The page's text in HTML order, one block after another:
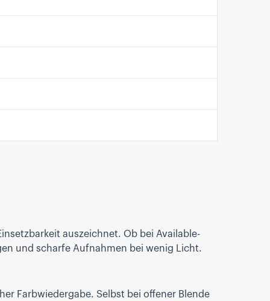
auszeichnet. Ob bei Available-
und scharfe Aufnahmen bei wenig Licht.
Farbwiedergabe. Selbst bei offener Blende